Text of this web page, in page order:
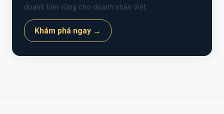
doanh bền vững cho doanh nhân Việt
Khám phá ngay →